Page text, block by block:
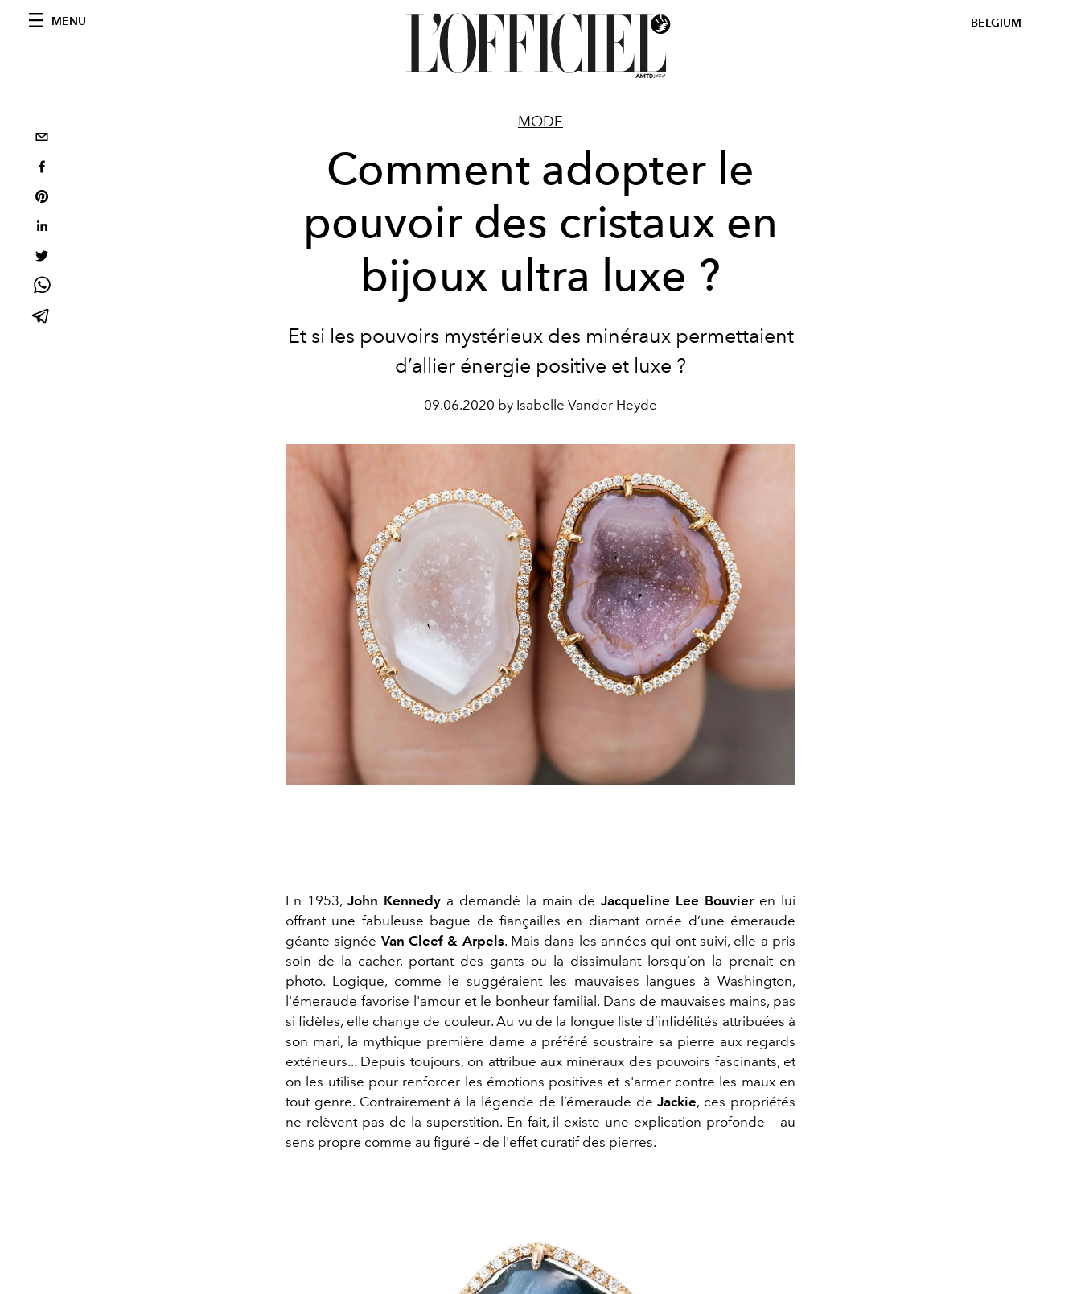
MENU BELGIUM
MODE
Comment adopter le
pouvoir des cristaux en
bijoux ultra luxe ?
Et si les pouvoirs mystérieux des minéraux permettaient
d’allier énergie positive et luxe ?
09.06.2020 by Isabelle Vander Heyde
En 1953, John Kennedy a demandé la main de Jacqueline Lee Bouvieren lui
offrant une fabuleuse bague de fiançailles en diamant ornée d’une émeraude
géante signée Van Cleef & Arpels. Mais dans les années qui ont suivi, elle a pris
soin de la cacher, portant des gants ou la dissimulant lorsqu’on la prenait en
photo. Logique, comme le suggéraient les mauvaises langues à Washington,
l'émeraude favorise l'amour et le bonheur familial. Dans de mauvaises mains, pas
si fidèles, elle change de couleur. Au vu de la longue liste d’infidélités attribuées à
son mari, la mythique première dame a préféré soustraire sa pierre aux regards
extérieurs... Depuis toujours, on attribue aux minéraux des pouvoirs fascinants, et
on les utilise pour renforcer les émotions positives et s'armer contre les maux en
tout genre. Contrairement à la légende de l’émeraude deJackie, ces propriétés
ne relèvent pas de la superstition. En fait, il existe une explication profonde – au
sens propre comme au figuré – de l'effet curatif des pierres.